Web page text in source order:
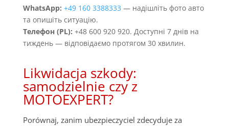
WhatsApp: +49 160 3388333 — надішліть фото авто
та опишіть ситуацію.
Телефон (PL): +48 600 920 920. Доступні 7 днів на
тиждень — відповідаємо протягом 30 хвилин.
Likwidacja szkody:
samodzielnie czy z
MOTOEXPERT?
Porównaj, zanim ubezpieczyciel zdecyduje za